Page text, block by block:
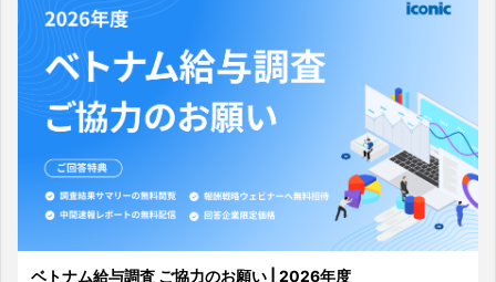
ベトナム給与調査 ご協力のお願い | 2026年度